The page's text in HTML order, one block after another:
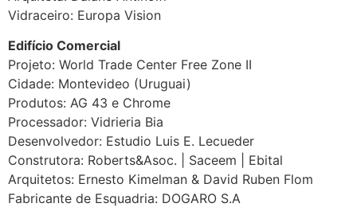
Vidraceiro: Europa Vision
Edifício Comercial
Projeto: World Trade Center Free Zone II
Cidade: Montevideo (Uruguai)
Produtos: AG 43 e Chrome
Processador: Vidrieria Bia
Desenvolvedor: Estudio Luis E. Lecueder
Construtora: Roberts&Asoc. | Saceem | Ebital
Arquitetos: Ernesto Kimelman & David Ruben Flom
Fabricante de Esquadria: DOGARO S.A